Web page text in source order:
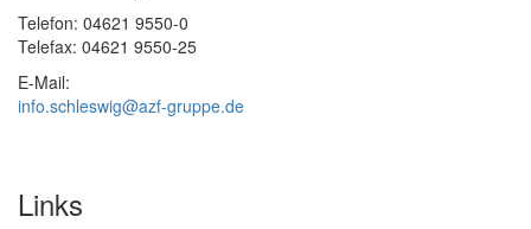
Telefon: 04621 9550-0
Telefax: 04621 9550-25
E-Mail:
info.schleswig@azf-gruppe.de
Links